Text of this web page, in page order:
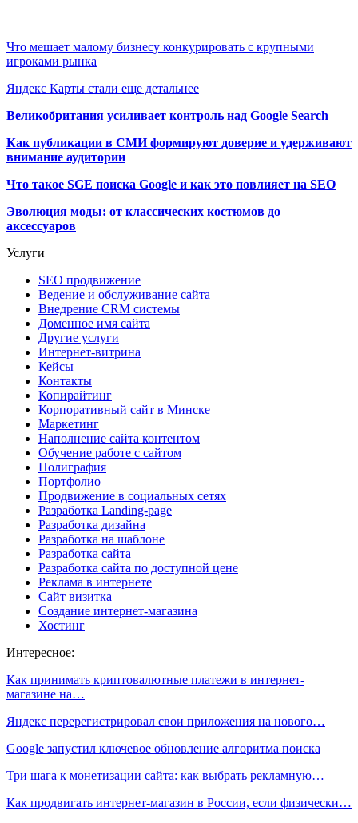
Что мешает малому бизнесу конкурировать с крупными
игроками рынка
Яндекс Карты стали еще детальнее
Великобритания усиливает контроль над Google Search
Как публикации в СМИ формируют доверие и удерживают
внимание аудитории
Что такое SGE поиска Google и как это повлияет на SEO
Эволюция моды: от классических костюмов до
аксессуаров
Услуги
SEO продвижение
Ведение и обслуживание сайта
Внедрение CRM системы
Доменное имя сайта
Другие услуги
Интернет-витрина
Кейсы
Контакты
Копирайтинг
Корпоративный сайт в Минске
Маркетинг
Наполнение сайта контентом
Обучение работе с сайтом
Полиграфия
Портфолио
Продвижение в социальных сетях
Разработка Landing-page
Разработка дизайна
Разработка на шаблоне
Разработка сайта
Разработка сайта по доступной цене
Реклама в интернете
Сайт визитка
Создание интернет-магазина
Хостинг
Интересное:
Как принимать криптовалютные платежи в интернет-
магазине на…
Яндекс перерегистрировал свои приложения на нового…
Google запустил ключевое обновление алгоритма поиска
Три шага к монетизации сайта: как выбрать рекламную…
Как продвигать интернет-магазин в России, если физически…